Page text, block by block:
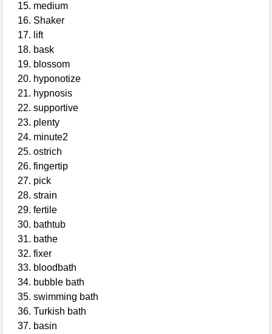
medium
Shaker
lift
bask
blossom
hyponotize
hypnosis
supportive
plenty
minute2
ostrich
fingertip
pick
strain
fertile
bathtub
bathe
fixer
bloodbath
bubble bath
swimming bath
Turkish bath
basin